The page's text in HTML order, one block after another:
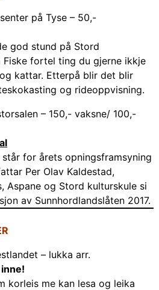
på Tyse – 50,-
god stund på Stord
Fiske fortel ting du gjerne ikkje
kattar. Etterpå blir det blir
og rideoppvisning.
– 150,- vaksne/ 100,-
for årets opningsframsyning
Per Olav Kaldestad,
Aspane og Stord kulturskule si
av Sunnhordlandslåten 2017.
– lukka arr.
korleis me kan lesa og leika